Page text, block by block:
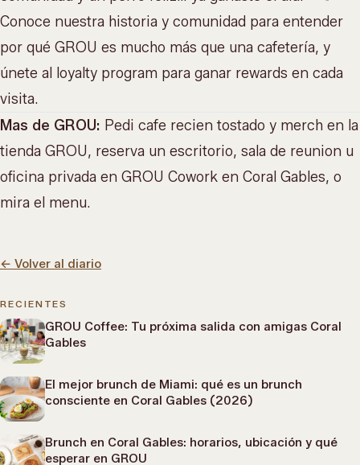
Conoce nuestra historia y comunidad para entender
por qué GROU es mucho más que una cafetería, y
únete al
loyalty program para ganar rewards en cada
visita.
Mas de GROU: Pedi cafe recien tostado y merch en la
tienda GROU, reserva un escritorio, sala de reunion u
oficina privada en GROU Cowork en Coral Gables, o
mira el menu.
← Volver al diario
RECIENTES
GROU Coffee: Tu próxima salida con amigas Coral
Gables
El mejor brunch de Miami: qué es un brunch
consciente en Coral Gables (2026)
Brunch en Coral Gables: horarios, ubicación y qué
esperar en GROU